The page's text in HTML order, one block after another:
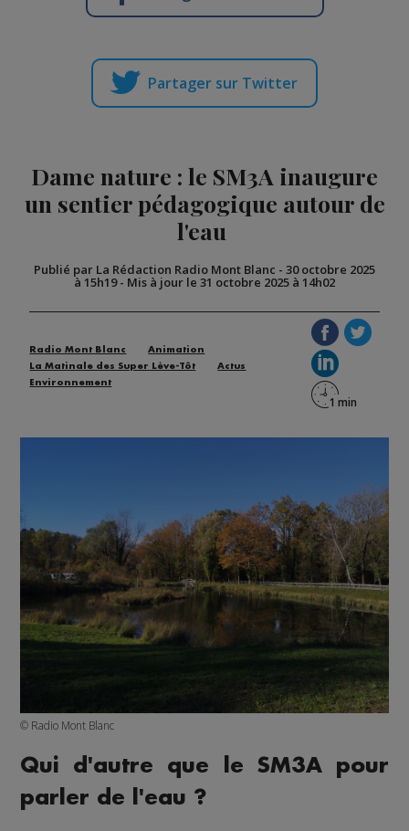
Partager sur Twitter
Dame nature : le SM3A inaugure
un sentier pédagogique autour de
l'eau
Publié par La Rédaction Radio Mont Blanc - 30 octobre 2025
à 15h19- Mis à jour le 31 octobre 2025 à 14h02
Radio Mont Blanc
Animation
La Matinale des Super Lève-Tôt
Actus
Environnement
© Radio Mont Blanc
Qui d'autre que le SM3A pour
parler de l'eau ?